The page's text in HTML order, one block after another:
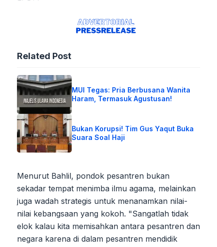
Related Post
MUI Tegas: Pria Berbusana Wanita
Haram, Termasuk Agustusan!
Bukan Korupsi! Tim Gus Yaqut Buka
Suara Soal Haji
Menurut Bahlil, pondok pesantren bukan
sekadar tempat menimba ilmu agama, melainkan
juga wadah strategis untuk menanamkan nilai-
nilai kebangsaan yang kokoh. "Sangatlah tidak
elok kalau kita memisahkan antara pesantren dan
negara karena di dalam pesantren mendidik